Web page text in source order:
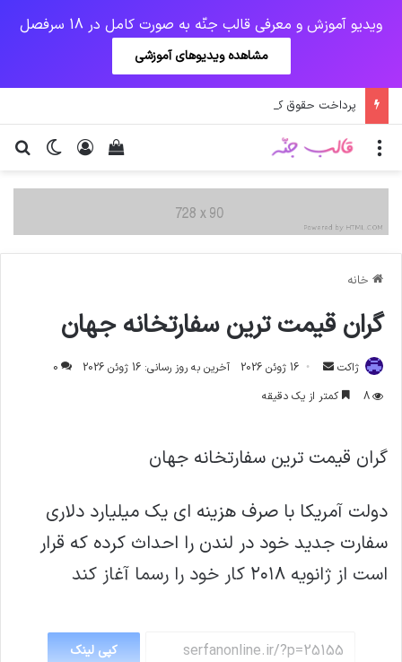
ویدیو آموزش و معرفی قالب جنّه به صورت کامل در 18 سرفصل
مشاهده ویدیوهای آموزشی
تغییر ورود
دیدن سبد خرید منو
خانه
گران قیمت ترین سفارتخانه جهان‎
ژاکت
ارسال
ایمیل
16 ژوئن 2026 آخرین به روز رسانی: 16 ژوئن 2026
0
8
کمتر از یک دقیقه
گران قیمت ترین سفارتخانه جهان‎
دولت آمریکا با صرف هزینه ای یک میلیارد دلاری
سفارت جدید خود در لندن را احداث کرده که قرار
است از ژانویه ۲۰۱۸ کار خود را رسما آغاز کند
کپی لینک